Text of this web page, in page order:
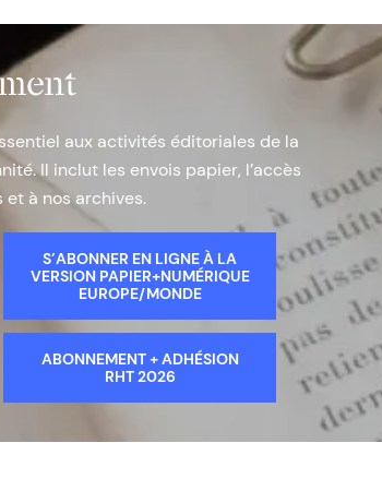
aux activités éditoriales de la
Il inclut les envois papier, l’accès
à nos archives.
S’ABONNER EN LIGNE À LA
VERSION PAPIER+NUMÉRIQUE
EUROPE/MONDE
ABONNEMENT + ADHÉSION
RHT 2026